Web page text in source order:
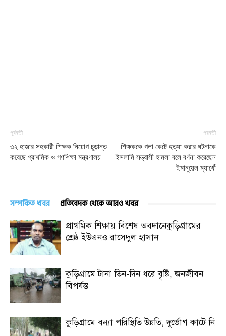
পূর্ববর্তী
৩২ হাজার সহকারী শিক্ষক নিয়োগ চূড়ান্ত
করেছে প্রাথমিক ও গণশিক্ষা মন্ত্রণালয়
পরবর্তী
শিক্ষককে গলা কেটে হত্যা করার ঘটনাকে
ইসলামি সন্ত্রাসী হামলা বলে বর্ণনা করেছেন
ইমানুয়েল ম্যাখোঁ
সম্পর্কিত খবর প্রতিবেদক থেকে আরও খবর
প্রাথমিক শিক্ষায় বিশেষ অবদানেকুড়িগ্রামের
শ্রেষ্ঠ ইউএনও রাসেদুল হাসান
কুড়িগ্রামে টানা তিন-দিন ধরে বৃষ্টি, জনজীবন
বিপর্যস্ত
কুড়িগ্রামে বন্যা পরিস্থিতি উন্নতি, দূর্ভোগ কাটে নি